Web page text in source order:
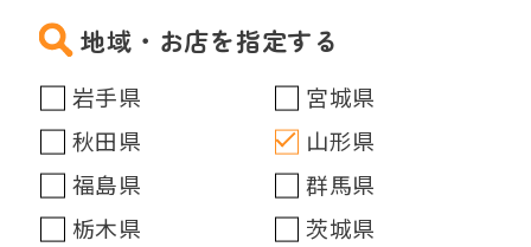
地域・お店を指定する
岩手県
宮城県
秋田県
山形県
福島県
群馬県
栃木県
茨城県